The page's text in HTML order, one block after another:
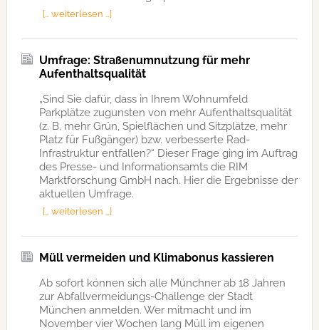
[… weiterlesen …]
Umfrage: Straßenumnutzung für mehr
Aufenthaltsqualität
„Sind Sie dafür, dass in Ihrem Wohnumfeld
Parkplätze zugunsten von mehr Aufenthaltsqualität
(z. B. mehr Grün, Spielflächen und Sitzplätze, mehr
Platz für Fußgänger) bzw. verbesserte Rad-
Infrastruktur entfallen?“ Dieser Frage ging im Auftrag
des Presse- und Informationsamts die RIM
Marktforschung GmbH nach. Hier die Ergebnisse der
aktuellen Umfrage.
[… weiterlesen …]
Müll vermeiden und Klimabonus kassieren
Ab sofort können sich alle Münchner ab 18 Jahren
zur Abfallvermeidungs-Challenge der Stadt
München anmelden. Wer mitmacht und im
November vier Wochen lang Müll im eigenen